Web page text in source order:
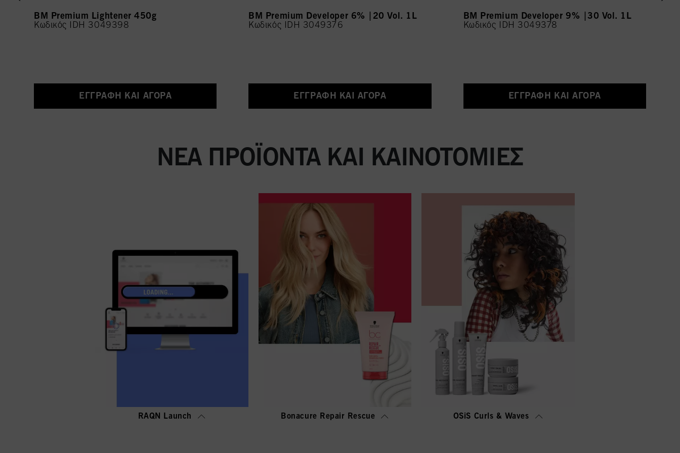
BM Premium Lightener 450g
Κωδικός IDH 3049398
ΕΓΓΡΑΦΉ ΚΑΙ ΑΓΟΡΆ
BM Premium Developer 6% |20 Vol. 1L
Κωδικός IDH 3049376
ΕΓΓΡΑΦΉ ΚΑΙ ΑΓΟΡΆ
BM Premium Developer 9% |30 Vol. 1L
Κωδικός IDH 3049378
ΕΓΓΡΑΦΉ ΚΑΙ ΑΓΟΡΆ
ΝΈΑ ΠΡΟΪΌΝΤΑ ΚΑΙ ΚΑΙΝΟΤΟΜΊΕΣ
RAQN Launch Bonacure Repair Rescue OSiS Curls & Waves